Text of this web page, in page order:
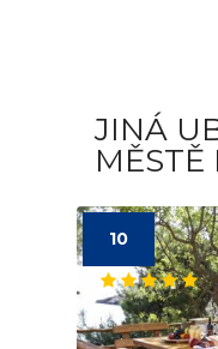
JINÁ
MĚSTĚ
10